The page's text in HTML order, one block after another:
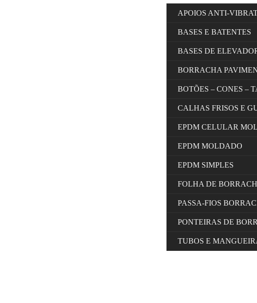
APOIOS ANTI-
BASES E BATENTES
BASES DE
BORRACHA
BOTÕES – CONES –
CALHAS FRISOS E
EPDM CELULAR
EPDM MOLDADO
EPDM SIMPLES
FOLHA DE
PASSA-FIOS
PONTEIRAS DE
TUBOS E